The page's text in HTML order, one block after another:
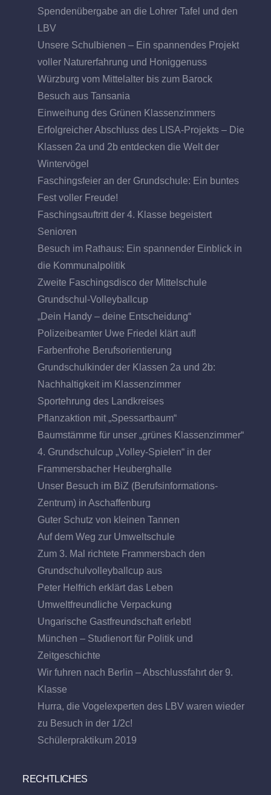
Spendenübergabe an die Lohrer Tafel und den
LBV
Unsere Schulbienen – Ein spannendes Projekt
voller Naturerfahrung und Honiggenuss
Würzburg vom Mittelalter bis zum Barock
Besuch aus Tansania
Einweihung des Grünen Klassenzimmers
Erfolgreicher Abschluss des LISA-Projekts – Die
Klassen 2a und 2b entdecken die Welt der
Wintervögel
Faschingsfeier an der Grundschule: Ein buntes
Fest voller Freude!
Faschingsauftritt der 4. Klasse begeistert
Senioren
Besuch im Rathaus: Ein spannender Einblick in
die Kommunalpolitik
Zweite Faschingsdisco der Mittelschule
Grundschul-Volleyballcup
„Dein Handy – deine Entscheidung“
Polizeibeamter Uwe Friedel klärt auf!
Farbenfrohe Berufsorientierung
Grundschulkinder der Klassen 2a und 2b:
Nachhaltigkeit im Klassenzimmer
Sportehrung des Landkreises
Pflanzaktion mit „Spessartbaum“
Baumstämme für unser „grünes Klassenzimmer“
4. Grundschulcup „Volley-Spielen“ in der
Frammersbacher Heuberghalle
Unser Besuch im BiZ (Berufsinformations-
Zentrum) in Aschaffenburg
Guter Schutz von kleinen Tannen
Auf dem Weg zur Umweltschule
Zum 3. Mal richtete Frammersbach den
Grundschulvolleyballcup aus
Peter Helfrich erklärt das Leben
Umweltfreundliche Verpackung
Ungarische Gastfreundschaft erlebt!
München – Studienort für Politik und
Zeitgeschichte
Wir fuhren nach Berlin – Abschlussfahrt der 9.
Klasse
Hurra, die Vogelexperten des LBV waren wieder
zu Besuch in der 1/2c!
Schülerpraktikum 2019
RECHTLICHES